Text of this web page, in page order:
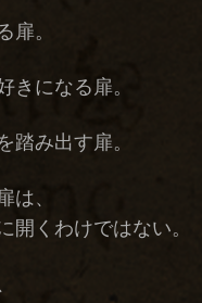
扉。
きになる扉。
踏み出す扉。
は、
開くわけではない。